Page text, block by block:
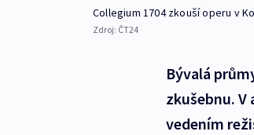
Collegium 1704 zkouší operu v
Zdroj: ČT24
Bývalá
zkušebnu. V
vedením